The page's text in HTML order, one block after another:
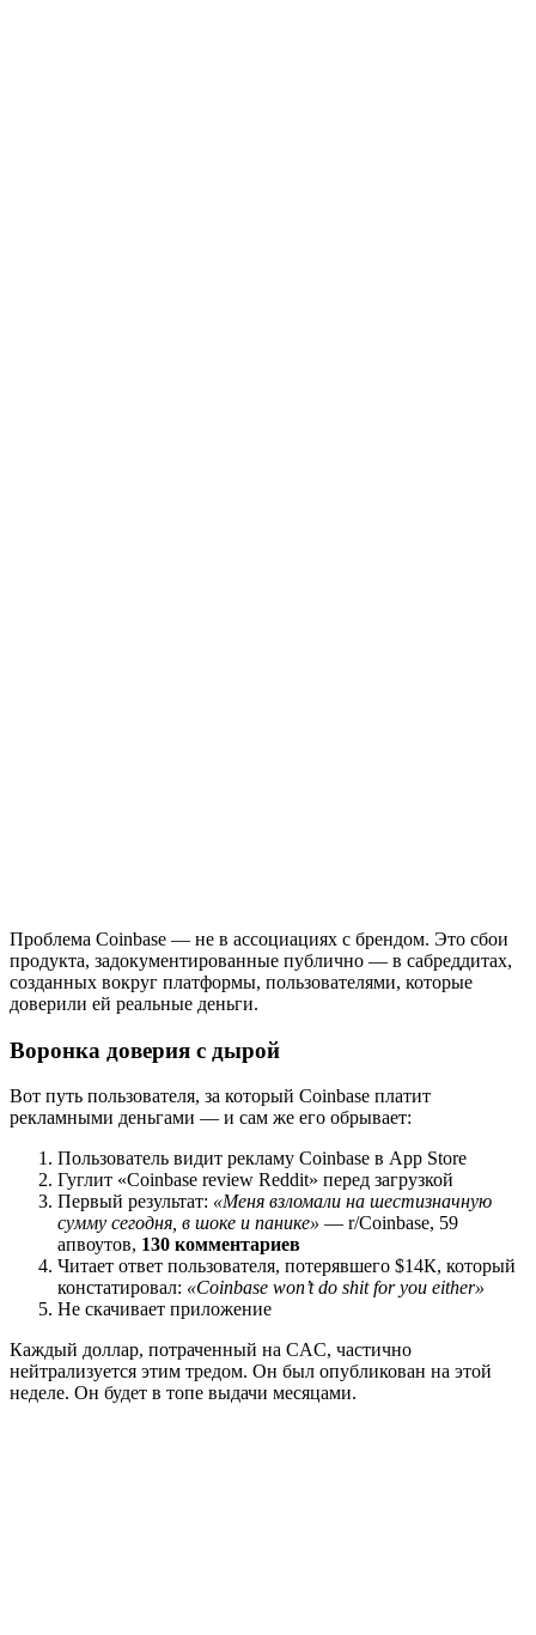
Проблема Coinbase — не в ассоциациях с брендом. Это сбои
продукта, задокументированные публично — в сабреддитах,
созданных вокруг платформы, пользователями, которые
доверили ей реальные деньги.
Воронка доверия с дырой
Вот путь пользователя, за который Coinbase платит
рекламными деньгами — и сам же его обрывает:
Пользователь видит рекламу Coinbase в App Store
Гуглит «Coinbase review Reddit» перед загрузкой
Первый результат: «Меня взломали на шестизначную
сумму сегодня, в шоке и панике» — r/Coinbase, 59
апвоутов, 130 комментариев
Читает ответ пользователя, потерявшего $14К, который
констатировал: «Coinbase won’t do shit for you either»
Не скачивает приложение
Каждый доллар, потраченный на CAC, частично
нейтрализуется этим тредом. Он был опубликован на этой
неделе. Он будет в топе выдачи месяцами.